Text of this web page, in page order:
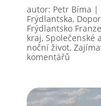
autor: Petr Bíma |
Frýdlantska,
Frýdlantsko
kraj, Společenské
noční život,
komentářů